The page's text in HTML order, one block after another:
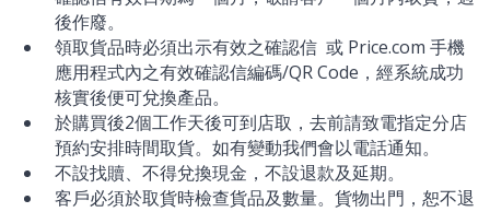
後作廢。
領取貨品時必須出示有效之確認信 或 Price.com 手機
應用程式內之有效確認信編碼/QR Code，經系統成功
核實後便可兌換產品。
於購買後2個工作天後可到店取，去前請致電指定分店
預約安排時間取貨。如有變動我們會以電話通知。
不設找贖、不得兌換現金，不設退款及延期。
客戶必須於取貨時檢查貨品及數量。貨物出門，恕不退